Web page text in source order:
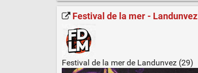
Festival de la mer - Landunvez
Festival de la mer de Landunvez (29)